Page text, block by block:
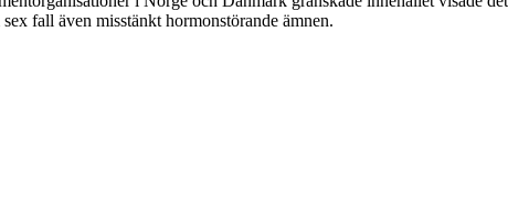
fall även misstänkt hormonstörande ämnen.